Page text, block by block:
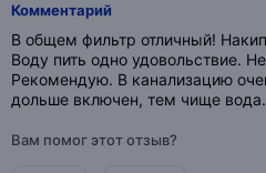
Комментарий
В общем фильтр отличный!
Воду пить одно удовольствие.
Рекомендую. В канализацию
дольше включен, тем чище вода.
Вам помог этот отзыв?